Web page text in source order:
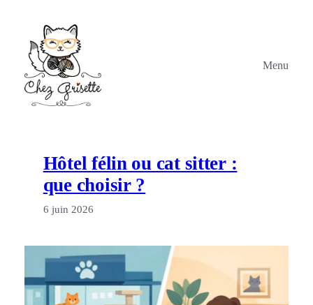
contenu
Menu
Hôtel félin ou cat sitter :
que choisir ?
6 juin 2026